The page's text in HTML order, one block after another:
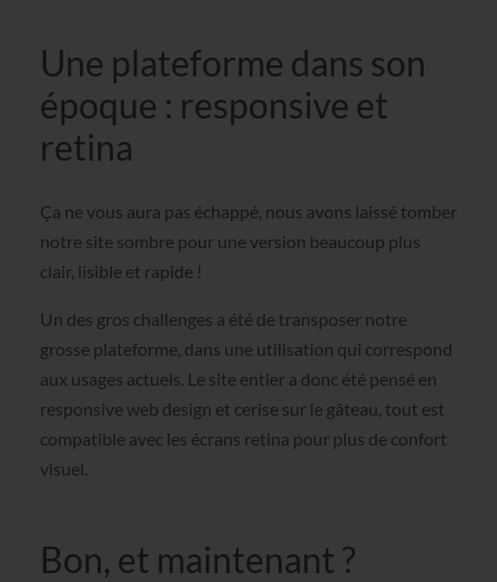
Une plateforme dans son
époque : responsive et
retina
Ça ne vous aura pas échappé, nous avons laissé tomber
notre site sombre pour une version beaucoup plus
clair, lisible et rapide !
Un des gros challenges a été de transposer notre
grosse plateforme, dans une utilisation qui correspond
aux usages actuels. Le site entier a donc été pensé en
responsive web design et cerise sur le gâteau, tout est
compatible avec les écrans retina pour plus de confort
visuel.
Bon, et maintenant ?